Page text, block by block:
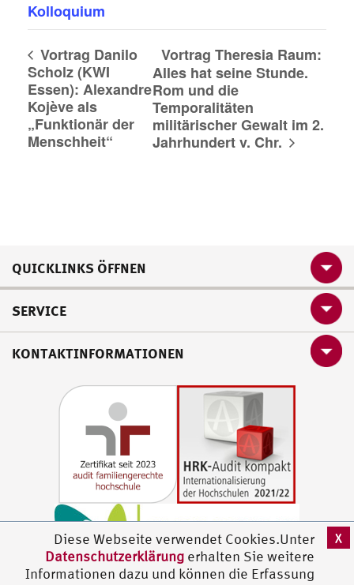
Diese Webseite verwendet Cookies.Unter
Datenschutzerklärung erhalten Sie weitere
Informationen dazu und können die Erfassung
X
Kolloquium
Vortrag Danilo
Scholz (KWI
Essen): Alexandre
Kojève als
„Funktionär der
Menschheit“
Vortrag Theresia Raum:
Alles hat seine Stunde.
Rom und die
Temporalitäten
militärischer Gewalt im 2.
Jahrhundert v. Chr.
QUICKLINKS ÖFFNEN
SERVICE
KONTAKTINFORMATIONEN